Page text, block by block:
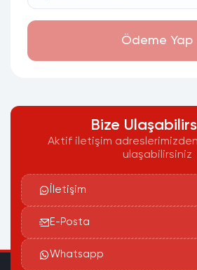
Ödeme Yap
Bize
Aktif iletişim
ulaşabilirsiniz
İletişim
E-Posta
Whatsapp